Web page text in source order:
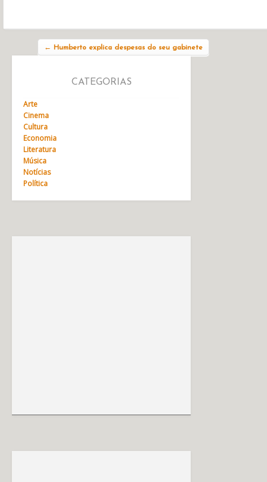
← Humberto explica despesas do seu gabinete
CATEGORIAS
Arte
Cinema
Cultura
Economia
Literatura
Música
Notícias
Política